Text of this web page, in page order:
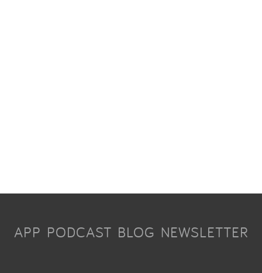
APP PODCAST BLOG NEWSLETTER